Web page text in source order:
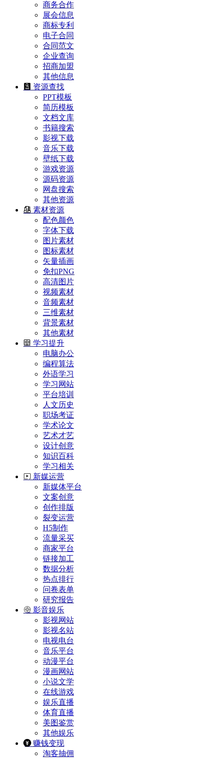
商务合作
展会信息
商标专利
电子合同
合同范文
企业查询
招商加盟
其他信息
资源查找
PPT模板
简历模板
文档文库
书籍搜索
影视下载
音乐下载
壁纸下载
游戏资源
源码资源
网盘搜索
其他资源
素材资源
配色颜色
字体下载
图片素材
图标素材
矢量插画
免扣PNG
高清图片
视频素材
音频素材
三维素材
背景素材
其他素材
学习提升
电脑办公
编程算法
外语学习
学习网站
平台培训
人文历史
职场考证
学术论文
艺术才艺
设计创意
知识百科
学习相关
新媒运营
新媒体平台
文案创意
创作排版
裂变运营
H5制作
流量采买
商家平台
链接加工
数据分析
热点排行
问卷表单
研究报告
影音娱乐
影视网站
影视名站
电视电台
音乐平台
动漫平台
漫画网站
小说文学
在线游戏
娱乐直播
体育直播
美图鉴赏
其他娱乐
赚钱变现
淘客抽佣